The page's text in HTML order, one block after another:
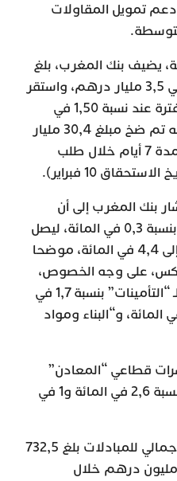
تمويل المقاولات
يضيف بنك المغرب، بلغ
متوسط حجم التداول اليومي 3,5 مليار درهم، واستقر
المعدل البنكي خلال هذه الفترة عند نسبة 1,50 في
المائة في المتوسط، مبرزا أنه تم ضخ مبلغ 30,4 مليار
درهم على شكل تسبيقات لمدة 7 أيام خلال طلب
بنك المغرب إلى أن
مؤشر “مازي” سجل ارتفاعا بنسبة 0,3 في المائة، ليصل
بذلك أداؤه منذ بداية العام إلى 4,4 في المائة، موضحا
على وجه الخصوص،
ارتفاع المؤشرات القطاعية لـ “التأمينات” بنسبة 1,7 في
“البنوك” بنسبة 0,6 في المائة، و“البناء ومواد
قطاعي “المعادن”
و”الاتصالات” على التوالي، بنسبة 2,6 في المائة و1 في
وأشار البنك إلى أن الحجم الإجمالي للمبادلات بلغ 732,5
مليون درهم مقابل 543,5 مليون درهم خلال